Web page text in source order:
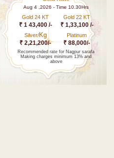
Aug 4 ,2026 - Time 10.30Hrs
Gold 24 KT
₹ 1 43,400 /-
Gold 22 KT
₹ 1,33,100 /-
Silver/Kg
₹ 2,21,200/-
Platinum
₹ 88,000/-
Recommended rate for Nagpur sarafa
Making charges minimum 13% and
above